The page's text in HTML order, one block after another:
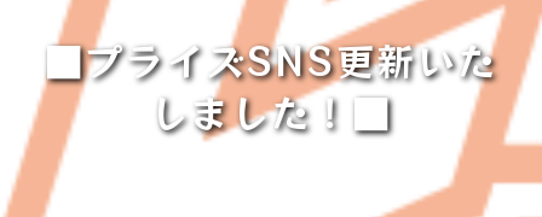
■プライズSNS更新いた
しました！■